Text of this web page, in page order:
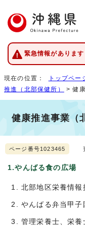
緊急情報があります
現在の位置： トップペー
推進（北部保健所）
> 健
健康推進事業（
ページ番号1023465
1.やんばる食の広場
北部地区栄養情報
やんばる弁当甲子
管理栄養士、栄養